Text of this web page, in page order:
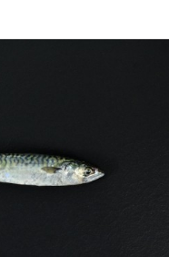
DÉTAILS